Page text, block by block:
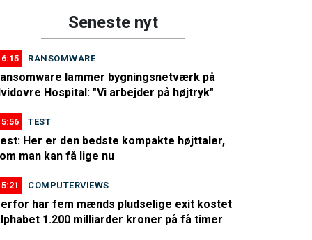
Seneste nyt
RANSOMWARE
lammer bygningsnetværk på
Hospital: "Vi arbejder på højtryk"
TEST
Her er den bedste kompakte højttaler,
man kan få lige nu
COMPUTERVIEWS
har fem mænds pludselige exit kostet
1.200 milliarder kroner på få timer